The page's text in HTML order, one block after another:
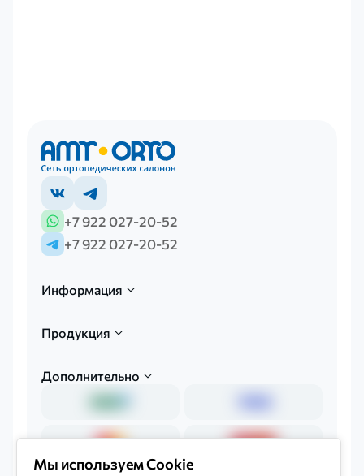
+7 922 027-20-52
+7 922 027-20-52
Информация
Продукция
Дополнительно
Мы используем Cookie